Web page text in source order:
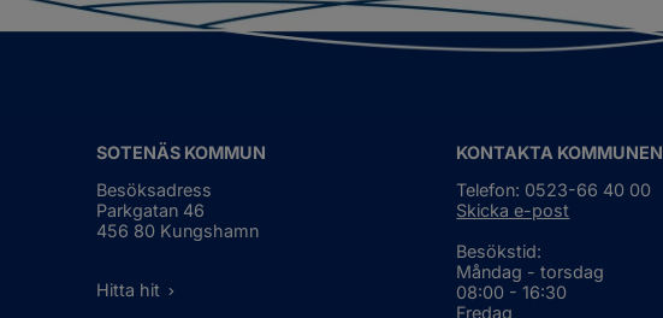
SOTENÄS KOMMUN
Besöksadress
Parkgatan 46
456 80 Kungshamn
Hitta hit
KONTAKTA KOMMUNEN
Telefon: 0523-66 40 00
Skicka e-post
Besökstid:
Måndag - torsdag
08:00 - 16:30
Fredag